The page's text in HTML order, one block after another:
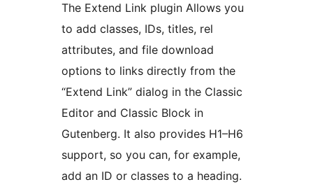
The Extend Link plugin Allows you
to add classes, IDs, titles, rel
attributes, and file download
options to links directly from the
“Extend Link” dialog in the Classic
Editor and Classic Block in
Gutenberg. It also provides H1–H6
support, so you can, for example,
add an ID or classes to a heading.